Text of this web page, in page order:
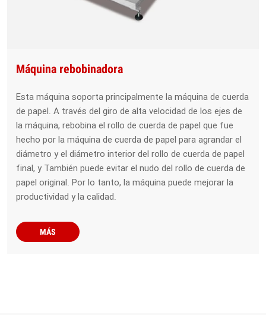
Máquina rebobinadora
Esta máquina soporta principalmente la máquina de cuerda
de papel. A través del giro de alta velocidad de los ejes de
la máquina, rebobina el rollo de cuerda de papel que fue
hecho por la máquina de cuerda de papel para agrandar el
diámetro y el diámetro interior del rollo de cuerda de papel
final, y También puede evitar el nudo del rollo de cuerda de
papel original. Por lo tanto, la máquina puede mejorar la
productividad y la calidad.
MÁS